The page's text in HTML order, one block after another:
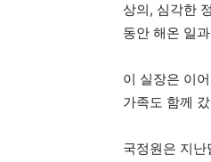
상의, 심각한
동안 해온 일
이 실장은 이
가족도 함께
국정원은 지